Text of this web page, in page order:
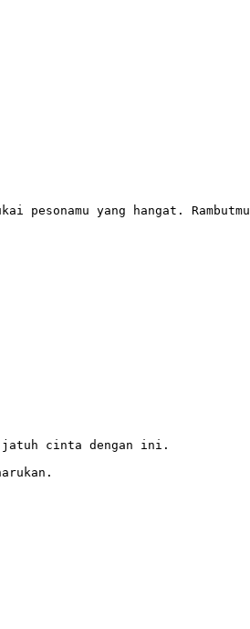
pesonamu yang hangat.
jatuh cinta dengan ini.